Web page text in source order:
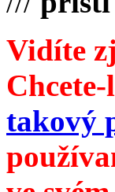
Vidíte
takový